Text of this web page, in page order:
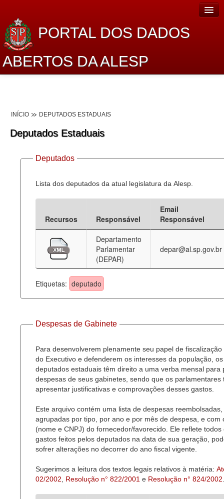
PORTAL DOS DADOS
ABERTOS DA ALESP
Lei de Acesso à Informação
Dados Governamentais Abertos
Planejamento
Catálogo de dados
Processo Legislativo
Deputados Estaduais
Administração
Legislação
Agenda
Perguntas frequentes
INÍCIO DEPUTADOS ESTADUAIS
Deputados Estaduais
Deputados
Lista dos deputados da atual legislatura da Alesp.
Recursos Responsável
Email
Responsável
Departamento
Parlamentar
(DEPAR)
depar@al.sp.gov.br
Etiquetas: deputado
Despesas de Gabinete
Para desenvolverem plenamente seu papel de fiscalização
do Executivo e defenderem os interesses da população, os
deputados estaduais têm direito a uma verba mensal para
despesas de seus gabinetes, sendo que os parlamentares
apresentar justificativas e comprovações desses gastos.
Este arquivo contém uma lista de despesas reembolsadas,
agrupadas por tipo, por ano e por mês de despesa, e com
(nome e CNPJ) do fornecedor/favorecido. Ele reflete todos
gastos feitos pelos deputados na data de sua geração,
sofrer alterações no decorrer do ano fiscal vigente.
Sugerimos a leitura dos textos legais relativos à matéria:
02/2002
Resolução n° 822/2001 e Resolução n° 824/2002